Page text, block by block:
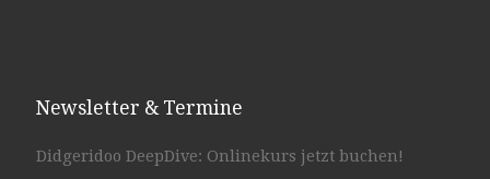
Newsletter & Termine
Didgeridoo DeepDive: Onlinekurs jetzt buchen!